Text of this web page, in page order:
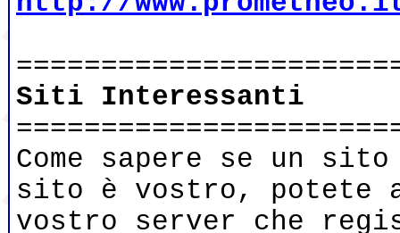
Siti Interessanti
Come sapere se un
sito è vostro,
vostro server che